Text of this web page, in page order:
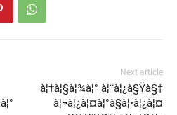
Next article
à¦†à¦§à¦¾à¦° à¦¨à¦¿à§Ÿà§‡
à¦¬à¦¿à¦¤à¦°à§à¦•à¦¿à¦¤